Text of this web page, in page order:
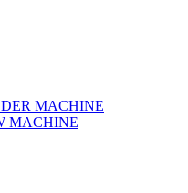
MACHINE
MACHINE